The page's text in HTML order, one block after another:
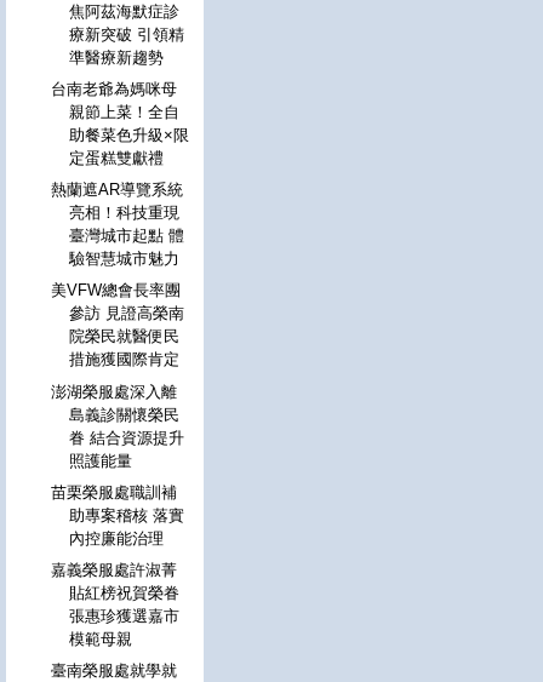
焦阿茲海默症診
療新突破 引領精
準醫療新趨勢
台南老爺為媽咪母
親節上菜！全自
助餐菜色升級×限
定蛋糕雙獻禮
熱蘭遮AR導覽系統
亮相！科技重現
臺灣城市起點 體
驗智慧城市魅力
美VFW總會長率團
參訪 見證高榮南
院榮民就醫便民
措施獲國際肯定
澎湖榮服處深入離
島義診關懷榮民
眷 結合資源提升
照護能量
苗栗榮服處職訓補
助專案稽核 落實
內控廉能治理
嘉義榮服處許淑菁
貼紅榜祝賀榮眷
張惠珍獲選嘉市
模範母親
臺南榮服處就學就